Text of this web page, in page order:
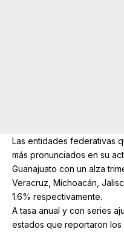
Las entidades federativas
más pronunciados en su
Guanajuato con un alza
Veracruz, Michoacán,
1.6% respectivamente.
A tasa anual y con series
estados que reportaron los